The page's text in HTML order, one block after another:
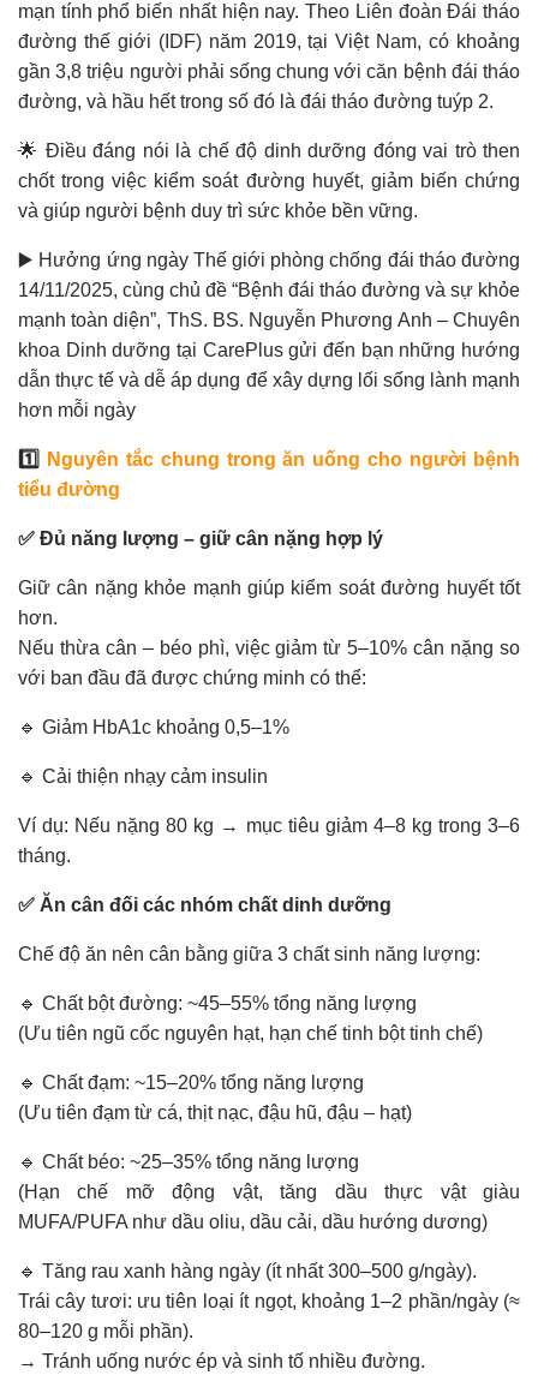
mạn tính phổ biến nhất hiện nay. Theo Liên đoàn Đái tháo
đường thế giới (IDF) năm 2019, tại Việt Nam, có khoảng
gần 3,8 triệu người phải sống chung với căn bệnh đái tháo
đường, và hầu hết trong số đó là đái tháo đường tuýp 2.
🌟 Điều đáng nói là chế độ dinh dưỡng đóng vai trò then
chốt trong việc kiểm soát đường huyết, giảm biến chứng
và giúp người bệnh duy trì sức khỏe bền vững.
▶️ Hưởng ứng ngày Thế giới phòng chống đái tháo đường
14/11/2025, cùng chủ đề “Bệnh đái tháo đường và sự khỏe
mạnh toàn diện”, ThS. BS. Nguyễn Phương Anh – Chuyên
khoa Dinh dưỡng tại CarePlus gửi đến bạn những hướng
dẫn thực tế và dễ áp dụng để xây dựng lối sống lành mạnh
hơn mỗi ngày
1️⃣
Nguyên tắc chung trong ăn uống cho người bệnh
tiểu đường
✅ Đủ năng lượng – giữ cân nặng hợp lý
Giữ cân nặng khỏe mạnh giúp kiểm soát đường huyết tốt
hơn.
Nếu thừa cân – béo phì, việc giảm từ 5–10% cân nặng so
với ban đầu đã được chứng minh có thể:
🔹 Giảm HbA1c khoảng 0,5–1%
🔹 Cải thiện nhạy cảm insulin
Ví dụ: Nếu nặng 80 kg → mục tiêu giảm 4–8 kg trong 3–6
tháng.
✅ Ăn cân đối các nhóm chất dinh dưỡng
Chế độ ăn nên cân bằng giữa 3 chất sinh năng lượng:
🔹 Chất bột đường: ~45–55% tổng năng lượng
(Ưu tiên ngũ cốc nguyên hạt, hạn chế tinh bột tinh chế)
🔹 Chất đạm: ~15–20% tổng năng lượng
(Ưu tiên đạm từ cá, thịt nạc, đậu hũ, đậu – hạt)
🔹 Chất béo: ~25–35% tổng năng lượng
(Hạn chế mỡ động vật, tăng dầu thực vật giàu
MUFA/PUFA như dầu oliu, dầu cải, dầu hướng dương)
🔹 Tăng rau xanh hàng ngày (ít nhất 300–500 g/ngày).
Trái cây tươi: ưu tiên loại ít ngọt, khoảng 1–2 phần/ngày (≈
80–120 g mỗi phần).
→ Tránh uống nước ép và sinh tố nhiều đường.